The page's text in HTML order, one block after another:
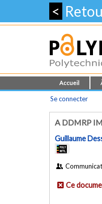
<
Accueil
Se connecter
A DDMRP
Guillaume
Ce